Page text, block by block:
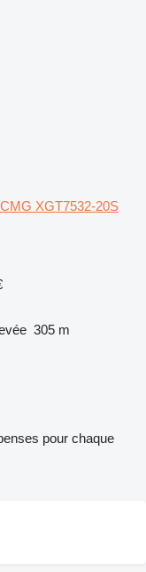
XGT7532-20S
305 m
pour chaque